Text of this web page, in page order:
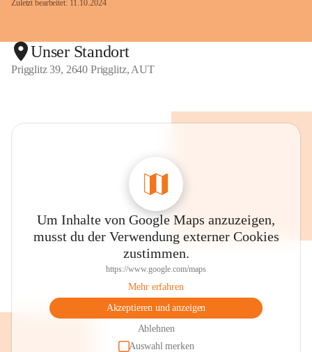
Zuletzt bearbeitet: 11.10.2024
Unser Standort
Prigglitz 39, 2640 Prigglitz, AUT
Um Inhalte von Google Maps anzuzeigen,
musst du der Verwendung externer Cookies
zustimmen.
https://www.google.com/maps
Mehr erfahren
Akzeptieren und anzeigen
Ablehnen
Auswahl merken